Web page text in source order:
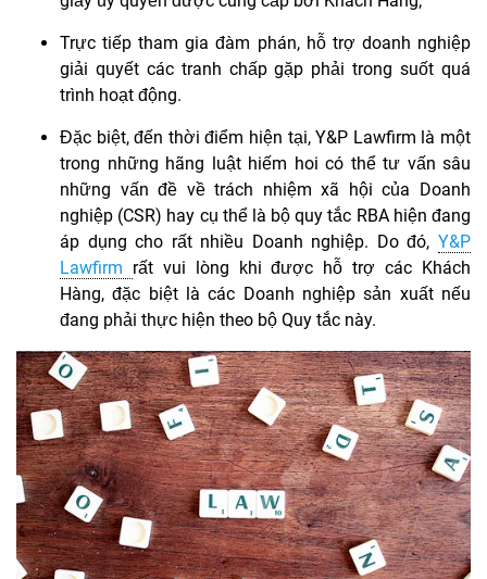
Trực tiếp tham gia đàm phán, hỗ trợ doanh nghiệp
giải quyết các tranh chấp gặp phải trong suốt quá
trình hoạt động.
Đặc biệt, đến thời điểm hiện tại, Y&P Lawfirm là một
trong những hãng luật hiếm hoi có thể tư vấn sâu
những vấn đề về trách nhiệm xã hội của Doanh
nghiệp (CSR) hay cụ thể là bộ quy tắc RBA hiện đang
áp dụng cho rất nhiều Doanh nghiệp. Do đó, Y&P
Lawfirm rất vui lòng khi được hỗ trợ các Khách
Hàng, đặc biệt là các Doanh nghiệp sản xuất nếu
đang phải thực hiện theo bộ Quy tắc này.